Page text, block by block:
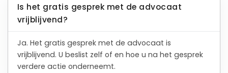
Is het gratis gesprek met de advocaat
vrijblijvend?
Ja. Het gratis gesprek met de advocaat is
vrijblijvend. U beslist zelf of en hoe u na het gesprek
verdere actie onderneemt.